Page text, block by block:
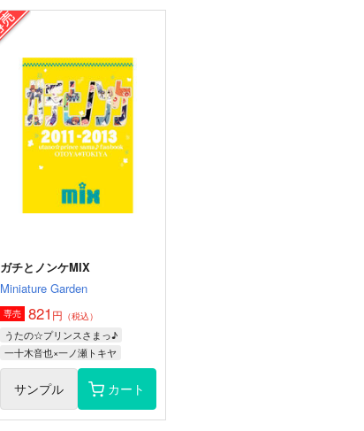
ガチとノンケMIX
Miniature Garden
専売 821 円 （税込）
うたの☆プリンスさまっ♪
一十木音也×一ノ瀬トキヤ
サンプル カート